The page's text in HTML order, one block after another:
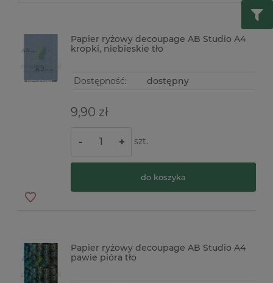
Papier ryżowy decoupage AB Studio A4
kropki, niebieskie tło
Dostępność: dostępny
9,90 zł
- + szt.
do koszyka
Papier ryżowy decoupage AB Studio A4
pawie pióra tło